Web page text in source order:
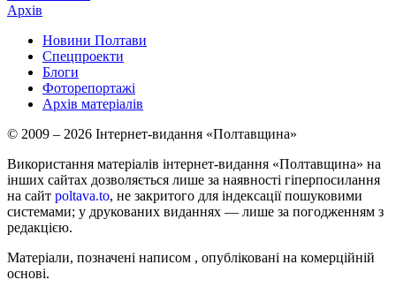
Архів
Новини Полтави
Спецпроекти
Блоги
Фоторепортажі
Архів матеріалів
© 2009 – 2026 Інтернет-видання «Полтавщина»
Використання матеріалів інтернет-видання «Полтавщина» на
інших сайтах дозволяється лише за наявності гіперпосилання
на сайт poltava.to, не закритого для індексації пошуковими
системами; у друкованих виданнях — лише за погодженням з
редакцією.
Матеріали, позначені написом , опубліковані на комерційній
основі.